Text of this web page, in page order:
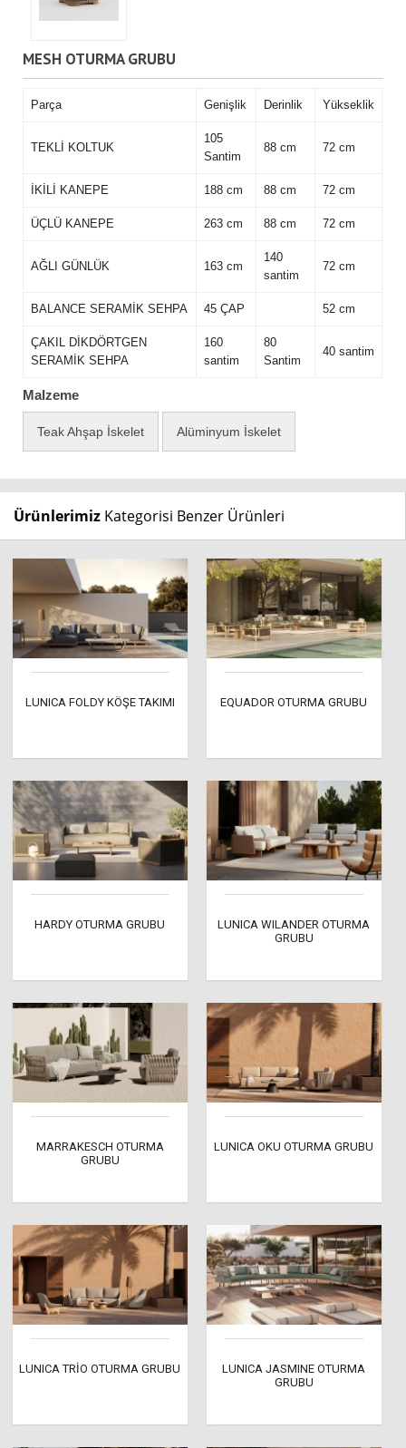
MESH OTURMA GRUBU
Parça Genişlik Derinlik Yükseklik
TEKLİ KOLTUK
105
Santim
88 cm 72 cm
İKİLİ KANEPE 188 cm 88 cm 72 cm
ÜÇLÜ KANEPE 263 cm 88 cm 72 cm
AĞLI GÜNLÜK 163 cm
140
santim
72 cm
BALANCE SERAMİK SEHPA 45 ÇAP 52 cm
ÇAKIL DİKDÖRTGEN
SERAMİK SEHPA
160
santim
80
Santim
40 santim
Malzeme
Teak Ahşap İskelet Alüminyum İskelet
Ürünlerimiz Kategorisi Benzer Ürünleri
LUNICA FOLDY KÖŞE TAKIMI EQUADOR OTURMA GRUBU
HARDY OTURMA GRUBU
LUNICA WILANDER OTURMA
GRUBU
MARRAKESCH OTURMA
GRUBU
LUNICA OKU OTURMA GRUBU
LUNICA TRİO OTURMA GRUBU
LUNICA JASMINE OTURMA
GRUBU